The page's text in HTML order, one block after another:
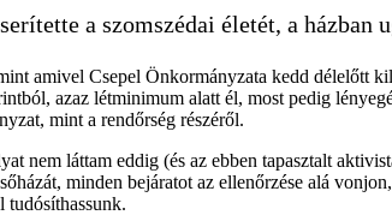
a szomszédai életét, a
amivel Csepel Önkormányzata kedd délelőtt
azaz létminimum alatt él, most pedig
mint a rendőrség részéről.
nem láttam eddig (és az ebben tapasztalt
minden bejáratot az ellenőrzése alá
tudósíthassunk.